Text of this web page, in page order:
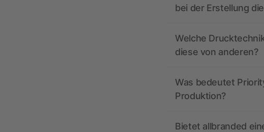
bei der Erstellung
Welche
diese von anderen?
Was bedeutet
Produktion?
Bietet allbranded